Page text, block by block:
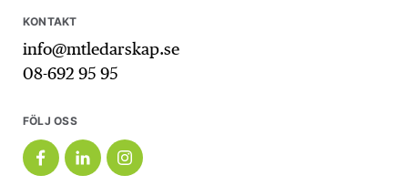
KONTAKT
info@mtledarskap.se
08-692 95 95
FÖLJ OSS